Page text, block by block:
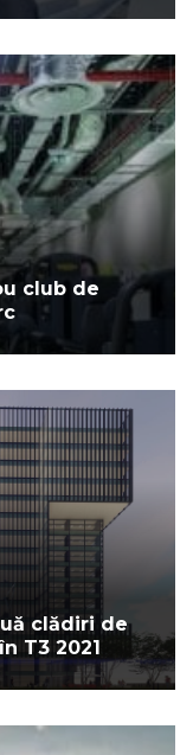
club de
clădiri de
T3 2021